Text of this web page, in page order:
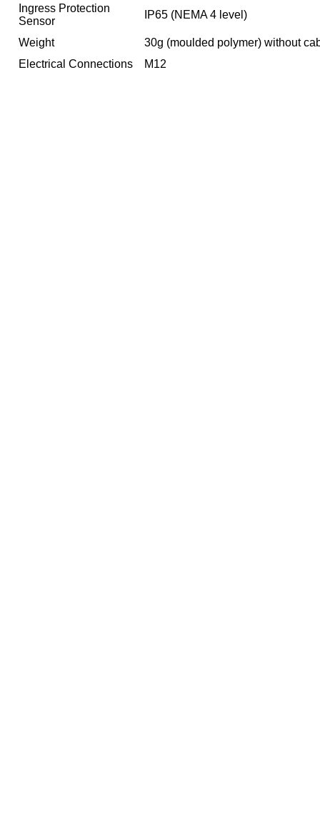
Ingress Protection
Sensor
IP65 (NEMA 4 level)
Weight
30g (moulded polymer) without
Electrical Connections
M12